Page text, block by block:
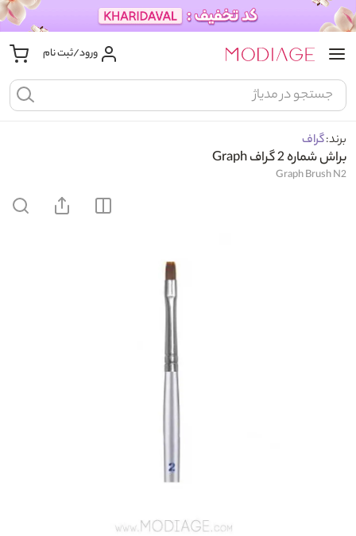
ورود/ثبت نام
برند:گراف
براش شماره 2 گراف Graph
Graph Brush N2